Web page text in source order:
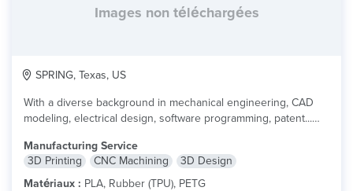
Images non téléchargées
SPRING, Texas, US
With a diverse background in mechanical engineering, CAD
modeling, electrical design, software programming, patent...
Manufacturing Service
3D Printing
CNC Machining
3D Design
Matériaux : PLA, Rubber (TPU), PETG